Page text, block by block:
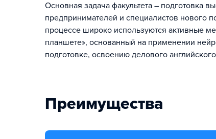
Основная задача факультета – подготовка
предпринимателей и специалистов нового
процессе широко используются активные
планшете», основанный на применении
подготовке, освоению делового
Преимущества